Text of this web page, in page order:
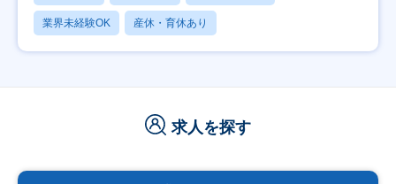
業界未経験OK 産休・育休あり
求人を探す